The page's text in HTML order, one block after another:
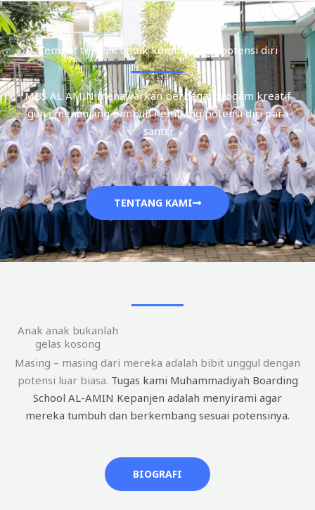
Tempat terbaik untuk kembangkan potensi diri
MBS AL AMIN menawarkan berbagai progam kreatif
guna menunjang tumbuh kembang potensi diri para
santri
TENTANG KAMI
Anak anak bukanlah
gelas kosong
Masing – masing dari mereka adalah bibit unggul dengan
potensi luar biasa. Tugas kami Muhammadiyah Boarding
School AL-AMIN Kepanjen adalah menyirami agar
mereka tumbuh dan berkembang sesuai potensinya.
BIOGRAFI